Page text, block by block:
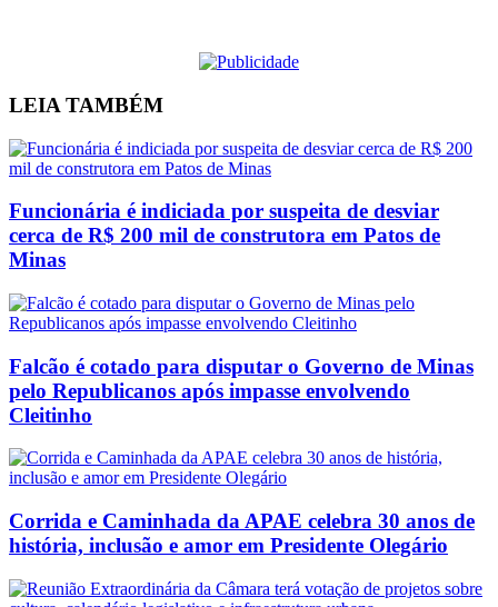
LEIA TAMBÉM
Funcionária é indiciada por suspeita de desviar
cerca de R$ 200 mil de construtora em Patos de
Minas
Falcão é cotado para disputar o Governo de Minas
pelo Republicanos após impasse envolvendo
Cleitinho
Corrida e Caminhada da APAE celebra 30 anos de
história, inclusão e amor em Presidente Olegário